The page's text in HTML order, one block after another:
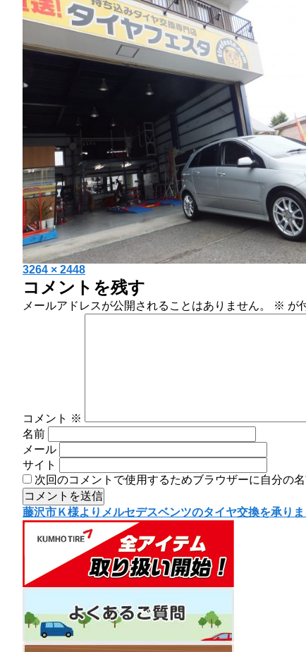
投
稿
日:
フ
ル
サ
イ
3264 × 2448
コメントを残す
メールアドレスが公開されることはありません。 ※ が
コメント ※
名前
メール
サイト
次回のコメントで使用するためブラウザーに自分の
投
稿
ビ
ー
藤沢市Ｋ様よりメルセデスベンツのタイヤ交換を承り